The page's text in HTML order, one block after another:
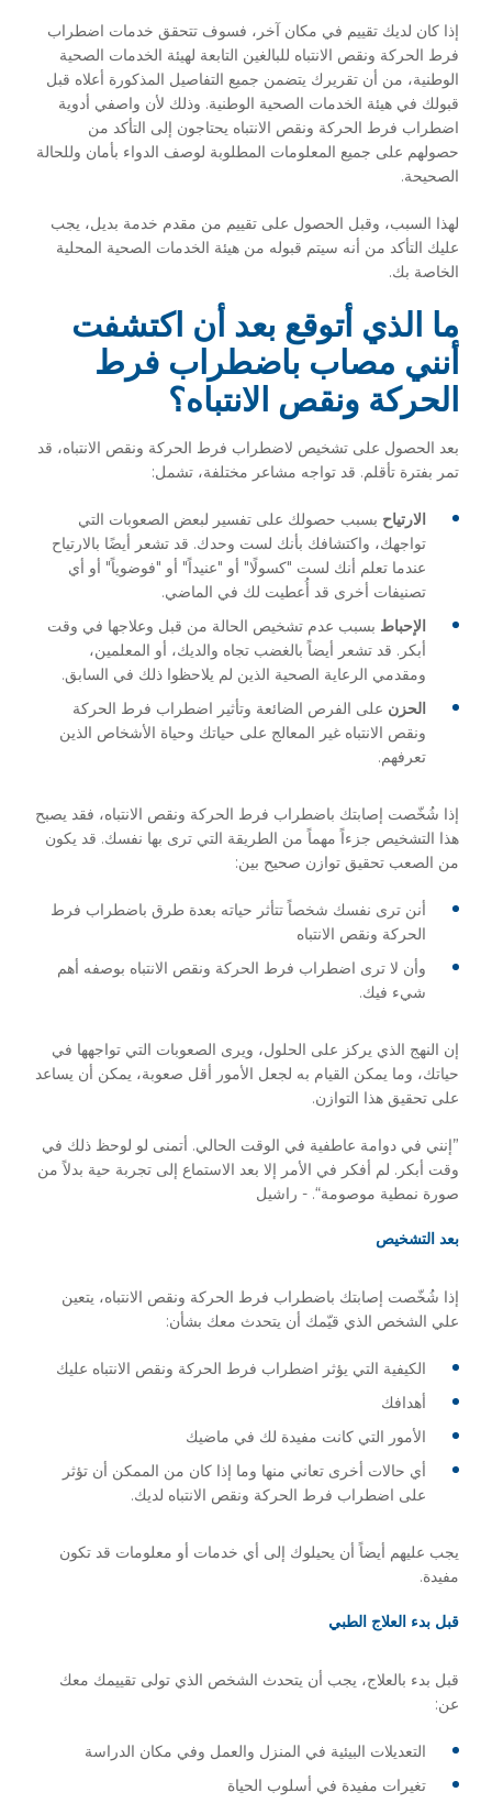
إذا كان لديك تقييم في مكان آخر، فسوف تتحقق خدمات اضطراب
فرط الحركة ونقص الانتباه للبالغين التابعة لهيئة الخدمات الصحية
الوطنية، من أن تقريرك يتضمن جميع التفاصيل المذكورة أعلاه قبل
قبولك في هيئة الخدمات الصحية الوطنية. وذلك لأن واصفي أدوية
اضطراب فرط الحركة ونقص الانتباه يحتاجون إلى التأكد من
حصولهم على جميع المعلومات المطلوبة لوصف الدواء بأمان وللحالة
الصحيحة.
لهذا السبب، وقبل الحصول على تقييم من مقدم خدمة بديل، يجب
عليك التأكد من أنه سيتم قبوله من هيئة الخدمات الصحية المحلية
الخاصة بك.
ما الذي أتوقع بعد أن اكتشفت
أنني مصاب باضطراب فرط
الحركة ونقص الانتباه؟
بعد الحصول على تشخيص لاضطراب فرط الحركة ونقص الانتباه، قد
تمر بفترة تأقلم. قد تواجه مشاعر مختلفة، تشمل:
الارتياح بسبب حصولك على تفسير لبعض الصعوبات التي
تواجهك، واكتشافك بأنك لست وحدك. قد تشعر أيضًا بالارتياح
عندما تعلم أنك لست "كسولًا" أو "عنيداً" أو "فوضوياً" أو أي
تصنيفات أخرى قد أُعطيت لك في الماضي.
الإحباط بسبب عدم تشخيص الحالة من قبل وعلاجها في وقت
أبكر. قد تشعر أيضاً بالغضب تجاه والديك، أو المعلمين،
ومقدمي الرعاية الصحية الذين لم يلاحظوا ذلك في السابق.
الحزن على الفرص الضائعة وتأثير اضطراب فرط الحركة
ونقص الانتباه غير المعالج على حياتك وحياة الأشخاص الذين
تعرفهم.
إذا شُخّصت إصابتك باضطراب فرط الحركة ونقص الانتباه، فقد يصبح
هذا التشخيص جزءاً مهماً من الطريقة التي ترى بها نفسك. قد يكون
من الصعب تحقيق توازن صحيح بين:
أنن ترى نفسك شخصاً تتأثر حياته بعدة طرق باضطراب فرط
الحركة ونقص الانتباه
وأن لا ترى اضطراب فرط الحركة ونقص الانتباه بوصفه أهم
شيء فيك.
إن النهج الذي يركز على الحلول، ويرى الصعوبات التي تواجهها في
حياتك، وما يمكن القيام به لجعل الأمور أقل صعوبة، يمكن أن يساعد
على تحقيق هذا التوازن.
”إنني في دوامة عاطفية في الوقت الحالي. أتمنى لو لوحظ ذلك في
وقت أبكر. لم أفكر في الأمر إلا بعد الاستماع إلى تجربة حية بدلاً من
صورة نمطية موصومة“. - راشيل
بعد التشخيص
إذا شُخّصت إصابتك باضطراب فرط الحركة ونقص الانتباه، يتعين
علي الشخص الذي قيّمك أن يتحدث معك بشأن:
الكيفية التي يؤثر اضطراب فرط الحركة ونقص الانتباه عليك
أهدافك
الأمور التي كانت مفيدة لك في ماضيك
أي حالات أخرى تعاني منها وما إذا كان من الممكن أن تؤثر
على اضطراب فرط الحركة ونقص الانتباه لديك.
يجب عليهم أيضاً أن يحيلوك إلى أي خدمات أو معلومات قد تكون
مفيدة.
قبل بدء العلاج الطبي
قبل بدء بالعلاج، يجب أن يتحدث الشخص الذي تولى تقييمك معك
عن:
التعديلات البيئية في المنزل والعمل وفي مكان الدراسة
تغيرات مفيدة في أسلوب الحياة